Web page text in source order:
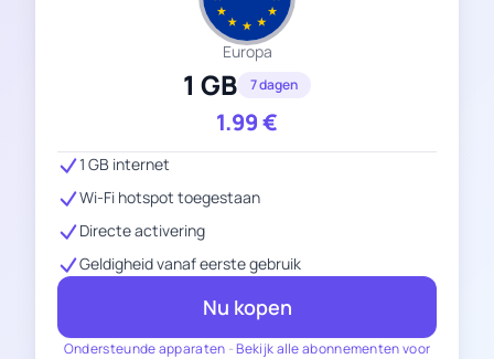
Europa
1 GB 7 dagen
1.99€
Ondersteunde apparaten -Bekijk alle abonnementen voor
1 GB internet
Wi-Fi hotspot toegestaan
Directe activering
Geldigheid vanaf eerste gebruik
Nu kopen